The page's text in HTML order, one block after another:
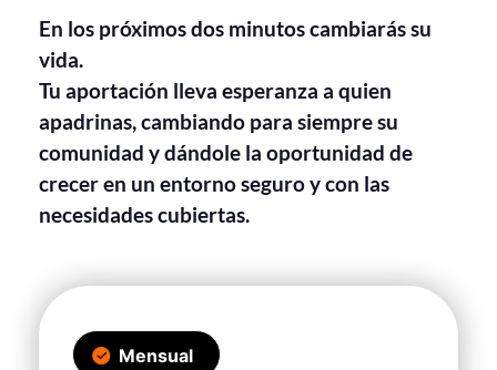
En los próximos dos minutos cambiarás su
vida.
Tu aportación lleva esperanza a quien
apadrinas, cambiando para siempre su
comunidad y dándole la oportunidad de
crecer en un entorno seguro y con las
necesidades cubiertas.
Mensual